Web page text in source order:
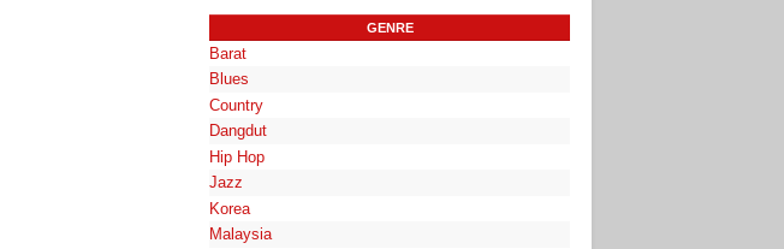
GENRE
Barat
Blues
Country
Dangdut
Hip Hop
Jazz
Korea
Malaysia